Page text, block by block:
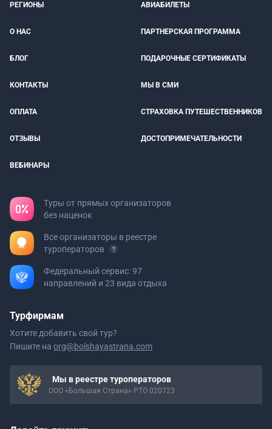
РЕГИОНЫ АВИАБИЛЕТЫ
О НАС ПАРТНЕРСКАЯ ПРОГРАММА
БЛОГ ПОДАРОЧНЫЕ СЕРТИФИКАТЫ
КОНТАКТЫ МЫ В СМИ
ОПЛАТА СТРАХОВКА ПУТЕШЕСТВЕННИКОВ
ОТЗЫВЫ ДОСТОПРИМЕЧАТЕЛЬНОСТИ
ВЕБИНАРЫ
Туры от прямых организаторов
без наценок
Все организаторы в реестре
туроператоров
Федеральный сервис: 97
направлений и 23 вида отдыха
Турфирмам
Хотите добавить свой тур?
Пишите на org@bolshayastrana.com
Мы в реестре туроператоров
ООО «Большая Страна» РТО 020723